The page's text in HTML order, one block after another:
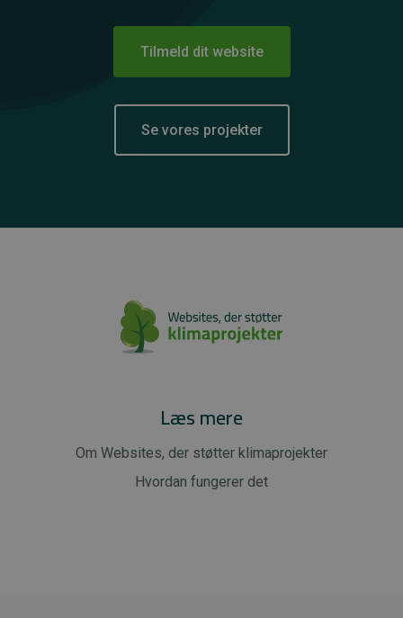
Tilmeld dit website
Se vores projekter
Læs mere
Om Websites, der støtter klimaprojekter
Hvordan fungerer det